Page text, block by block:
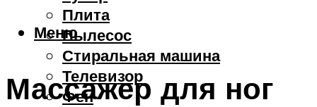
Плита
Пылесос
Стиральная машина
Телевизор
Фен
Меню
Массажер для ног